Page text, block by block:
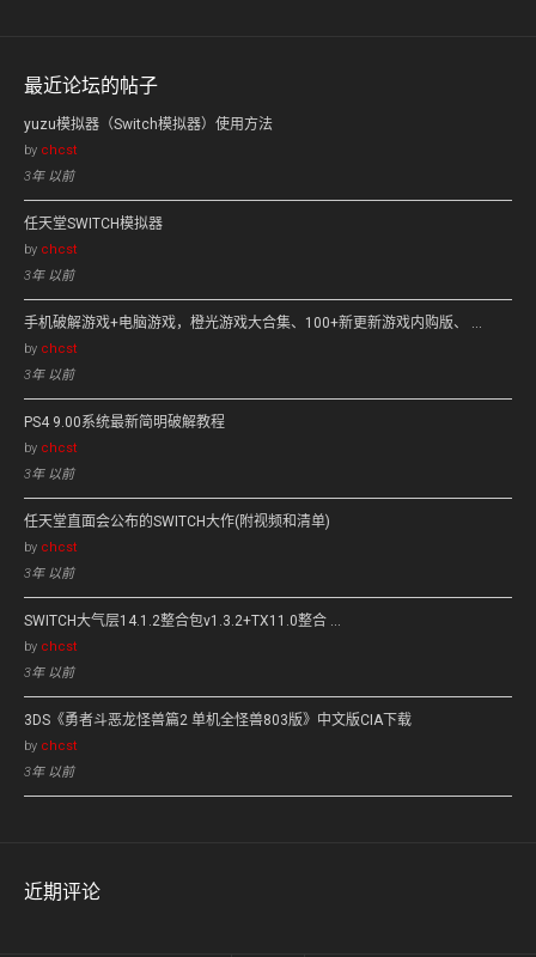
最近论坛的帖子
yuzu模拟器（Switch模拟器）使用方法
by chcst
3年 以前
任天堂SWITCH模拟器
by chcst
3年 以前
手机破解游戏+电脑游戏，橙光游戏大合集、100+新更新游戏内购版、 …
by chcst
3年 以前
PS4 9.00系统最新简明破解教程
by chcst
3年 以前
任天堂直面会公布的SWITCH大作(附视频和清单)
by chcst
3年 以前
SWITCH大气层14.1.2整合包v1.3.2+TX11.0整合 …
by chcst
3年 以前
3DS《勇者斗恶龙怪兽篇2 单机全怪兽803版》中文版CIA下载
by chcst
3年 以前
近期评论